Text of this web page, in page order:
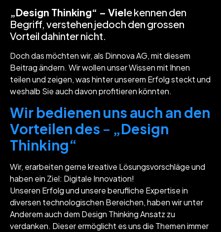
„Design Thinking“ – Viele kennen den
Begriff, verstehen jedoch den grossen
Vorteil dahinter nicht.
Doch das möchten wir, als Dinnova AG, mit diesem
Beitrag ändern. Wir wollen unser Wissen mit Ihnen
teilen und zeigen, was hinter unserem Erfolg steckt und
weshalb Sie auch davon profitieren könnten.
Wir bedienen uns auch an den
Vorteilen des – „Design
Thinking“
Wir, erarbeiten gerne kreative Lösungsvorschläge und
haben ein Ziel: Digitale Innovation!
Unseren Erfolg und unsere berufliche Expertise in
diversen technologischen Bereichen, haben wir unter
Anderem auch dem Design Thinking Ansatz zu
verdanken. Dieser ermöglicht es uns die Themen immer